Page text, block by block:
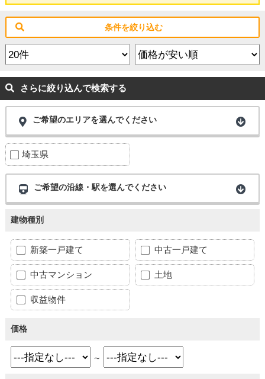
条件を絞り込む
さらに絞り込んで検索する
ご希望のエリアを選んでください
埼玉県
ご希望の沿線・駅を選んでください
建物種別
新築一戸建て 中古一戸建て
中古マンション 土地
収益物件
価格
～